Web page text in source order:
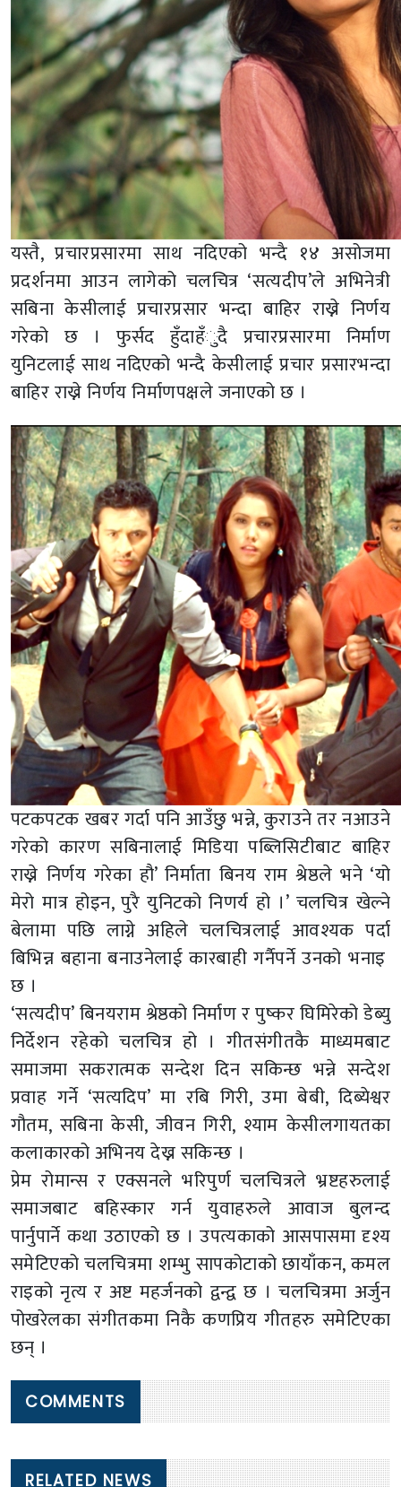
यस्तै, प्रचारप्रसारमा साथ नदिएको भन्दै १४ असोजमा
प्रदर्शनमा आउन लागेको चलचित्र ‘सत्यदीप’ले अभिनेत्री
सबिना केसीलाई प्रचारप्रसार भन्दा बाहिर राख्ने निर्णय
गरेको छ । फुर्सद हुँदाहँुदै प्रचारप्रसारमा निर्माण
युनिटलाई साथ नदिएको भन्दै केसीलाई प्रचार प्रसारभन्दा
बाहिर राख्ने निर्णय निर्माणपक्षले जनाएको छ ।
पटकपटक खबर गर्दा पनि आउँछु भन्ने, कुराउने तर नआउने
गरेको कारण सबिनालाई मिडिया पब्लिसिटीबाट बाहिर
राख्ने निर्णय गरेका हौ’ निर्माता बिनय राम श्रेष्ठले भने ‘यो
मेरो मात्र होइन, पुरै युनिटको निणर्य हो ।’ चलचित्र खेल्ने
बेलामा पछि लाग्ने अहिले चलचित्रलाई आवश्यक पर्दा
बिभिन्न बहाना बनाउनेलाई कारबाही गर्नैपर्ने उनको भनाइ
छ ।
‘सत्यदीप’ बिनयराम श्रेष्ठको निर्माण र पुष्कर घिमिरेको डेब्यु
निर्देशन रहेको चलचित्र हो । गीतसंगीतकै माध्यमबाट
समाजमा सकरात्मक सन्देश दिन सकिन्छ भन्ने सन्देश
प्रवाह गर्ने ‘सत्यदिप’ मा रबि गिरी, उमा बेबी, दिब्येश्वर
गौतम, सबिना केसी, जीवन गिरी, श्याम केसीलगायतका
कलाकारको अभिनय देख्न सकिन्छ ।
प्रेम रोमान्स र एक्सनले भरिपुर्ण चलचित्रले भ्रष्टहरुलाई
समाजबाट बहिस्कार गर्न युवाहरुले आवाज बुलन्द
पार्नुपार्ने कथा उठाएको छ । उपत्यकाको आसपासमा दृश्य
समेटिएको चलचित्रमा शम्भु सापकोटाको छायाँकन, कमल
राइको नृत्य र अष्ट महर्जनको द्वन्द्व छ । चलचित्रमा अर्जुन
पोखरेलका संगीतकमा निकै कणप्रिय गीतहरु समेटिएका
छन् ।
COMMENTS
RELATED NEWS